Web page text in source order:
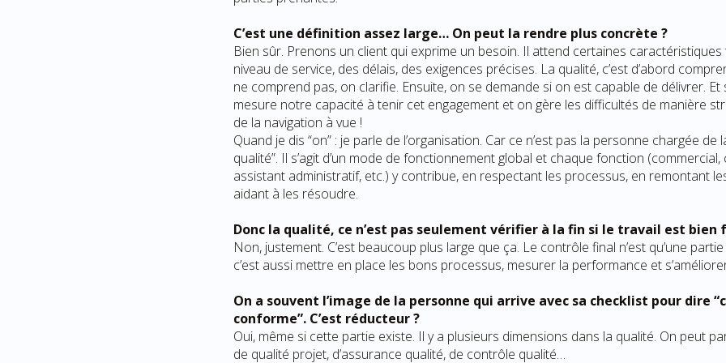
C’est une définition assez large… On peut la rendre plus concrète ?
Bien sûr. Prenons un client qui exprime un besoin. Il attend certaines
niveau de service, des délais, des exigences précises. La qualité, c’est d’abord
ne comprend pas, on clarifie. Ensuite, on se demande si on est capable de délivrer. Et
mesure notre capacité à tenir cet engagement et on gère les difficultés de manière
de la navigation à vue !
Quand je dis “on” : je parle de l’organisation. Car ce n’est pas la personne chargée de
qualité”. Il s’agit d’un mode de fonctionnement global et chaque fonction
assistant administratif, etc.) y contribue, en respectant les processus, en remontant
aidant à les résoudre.
Donc la qualité, ce n’est pas seulement vérifier à la fin si le travail est bien
Non, justement. C’est beaucoup plus large que ça. Le contrôle final n’est qu’une
c’est aussi mettre en place les bons processus, mesurer la performance et
On a souvent l’image de la personne qui arrive avec sa checklist pour dire
conforme”. C’est réducteur ?
Oui, même si cette partie existe. Il y a plusieurs dimensions dans la qualité. On peut
de qualité projet, d’assurance qualité, de contrôle qualité…